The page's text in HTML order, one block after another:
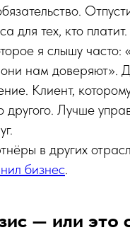
для тех, кто платит.
я слышу
нам доверяют».
Клиент,
Лучше
в других
бизнес.
— или это